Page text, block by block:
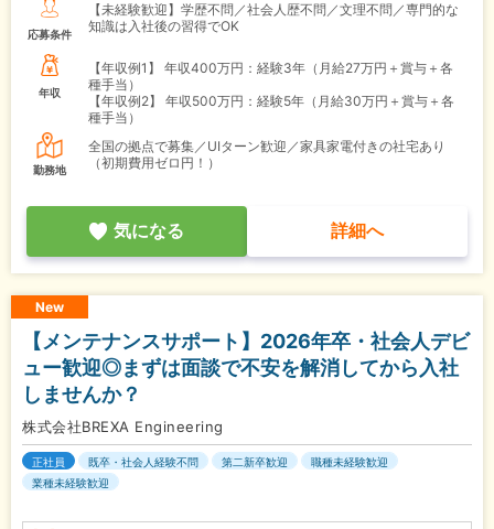
応募条件
【未経験歓迎】学歴不問／社会人歴不問／文理不問／専門的な
知識は入社後の習得でOK
年収
【年収例1】
年収400万円：経験3年（月給27万円＋賞与＋各
種手当）
【年収例2】
年収500万円：経験5年（月給30万円＋賞与＋各
種手当）
勤務地
全国の拠点で募集／UIターン歓迎／家具家電付きの社宅あり
（初期費用ゼロ円！）
気になる 詳細へ
New
【メンテナンスサポート】2026年卒・社会人デビ
ュー歓迎◎まずは面談で不安を解消してから入社
しませんか？
株式会社BREXA Engineering
正社員 既卒・社会人経験不問 第二新卒歓迎
職種未経験歓迎
業種未経験歓迎